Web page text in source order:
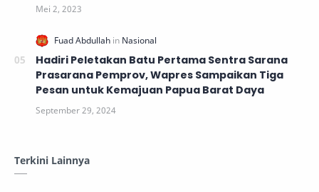
Hadiri Peletakan Batu Pertama Sentra Sarana
Prasarana Pemprov, Wapres Sampaikan Tiga
Pesan untuk Kemajuan Papua Barat Daya
Terkini Lainnya